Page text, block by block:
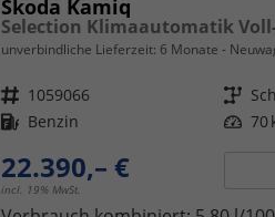
Skoda Kamiq
unverbindliche Lieferzeit: 6 Monate
Fahrzeugnr. 1059066 Getriebe
Kraftstoff Benzin Leistung 70
22.390,– €
incl. 19% MwSt.